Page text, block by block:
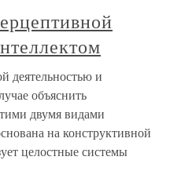
деятельностью и
объяснить
двумя видами
на конструктивной
целостные системы